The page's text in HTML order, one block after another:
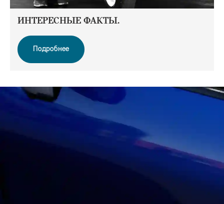
ИНТЕРЕСНЫЕ ФАКТЫ.
Подробнее